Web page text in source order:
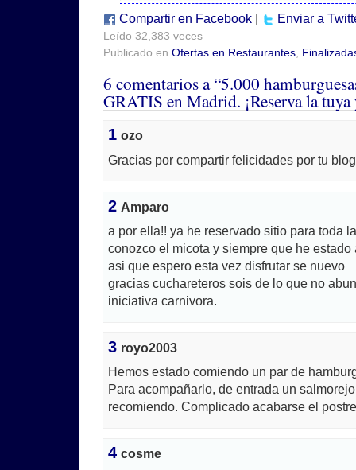
Compartir en Facebook Enviar a
Leído 32,383 veces
Publicado en Ofertas en Restaurantes
6 comentarios a “5.000
GRATIS en Madrid. ¡Reserva la tuya
1 ozo
Gracias por compartir felicidades por tu blog
2 Amparo
a por ella!! ya he reservado sitio para toda
conozco el micota y siempre que he
asi que espero esta vez disfrutar se nuevo
gracias cuchareteros sois de lo que no
iniciativa carnivora.
3 royo2003
Hemos estado comiendo un par de
Para acompañarlo, de entrada un
recomiendo. Complicado acabarse el
4 cosme